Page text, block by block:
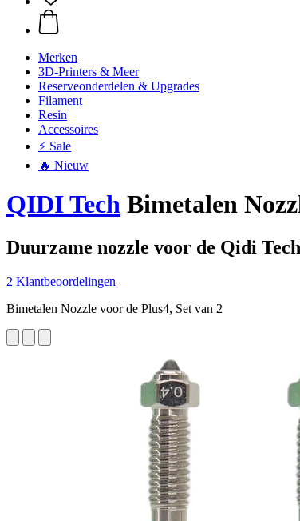
Merken
3D-Printers & Meer
Reserveonderdelen & Upgrades
Filament
Resin
Accessoires
⚡ Sale
🔥 Nieuw
QIDI Tech Bimetalen
Duurzame nozzle voor de Qidi
2 Klantbeoordelingen
Bimetalen Nozzle voor de Plus4, Set van 2